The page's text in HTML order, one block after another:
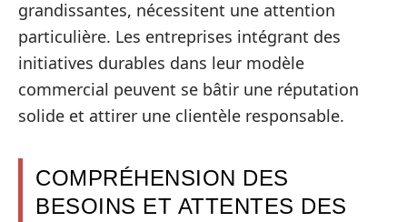
grandissantes, nécessitent une attention
particulière. Les entreprises intégrant des
initiatives durables dans leur modèle
commercial peuvent se bâtir une réputation
solide et attirer une clientèle responsable.
COMPRÉHENSION DES
BESOINS ET ATTENTES DES